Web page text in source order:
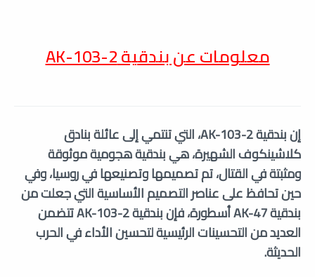
معلومات عن بندقية AK-103-2
إن بندقية AK-103-2، التي تنتمي إلى عائلة بنادق
كلاشينكوف الشهيرة، هي بندقية هجومية موثوقة
ومثبتة في القتال، تم تصميمها وتصنيعها في روسيا، وفي
حين تحافظ على عناصر التصميم الأساسية التي جعلت من
بندقية AK-47 أسطورة، فإن بندقية AK-103-2 تتضمن
العديد من التحسينات الرئيسية لتحسين الأداء في الحرب
الحديثة.